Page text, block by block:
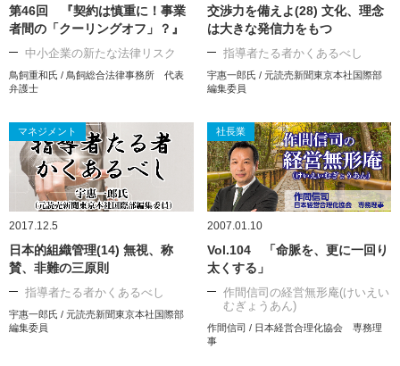
第46回 『契約は慎重に！事業
者間の「クーリングオフ」？』
中小企業の新たな法律リスク
鳥飼重和氏 / 鳥飼総合法律事務所 代表
弁護士
交渉力を備えよ(28) 文化、理念
は大きな発信力をもつ
指導者たる者かくあるべし
宇惠一郎氏 / 元読売新聞東京本社国際部
編集委員
マネジメント
2017.12.5
日本的組織管理(14) 無視、称
賛、非難の三原則
指導者たる者かくあるべし
宇惠一郎氏 / 元読売新聞東京本社国際部
編集委員
社長業
2007.01.10
Vol.104 「命脈を、更に一回り
太くする」
作間信司の経営無形庵(けいえい
むぎょうあん)
作間信司 / 日本経営合理化協会 専務理
事